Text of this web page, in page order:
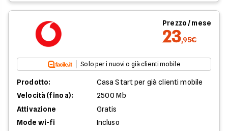
Prezzo / mese
23,95€
Solo per i nuovi o già clienti mobile
Prodotto:
Casa Start per già clienti mobile
Velocità (fino a):
2500 Mb
Attivazione
Gratis
Mode wi-fi
Incluso